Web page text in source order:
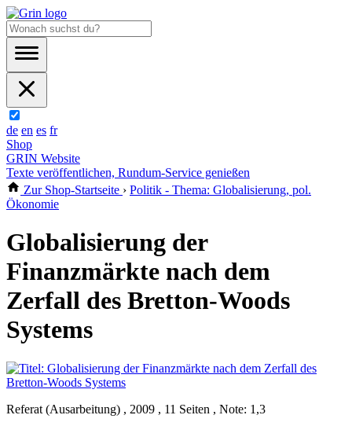
de en es fr
Shop
GRIN Website
Texte veröffentlichen, Rundum-Service genießen
Zur Shop-Startseite › Politik - Thema: Globalisierung, pol.
Ökonomie
Globalisierung der
Finanzmärkte nach dem
Zerfall des Bretton-Woods
Systems
Referat (Ausarbeitung) , 2009 , 11 Seiten , Note: 1,3